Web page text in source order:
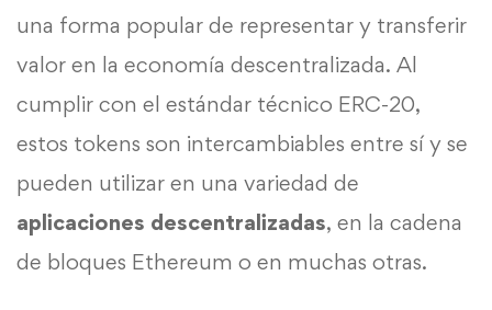
una forma popular de representar y transferir
valor en la economía descentralizada. Al
cumplir con el estándar técnico ERC-20,
estos tokens son intercambiables entre sí y se
pueden utilizar en una variedad de
aplicaciones descentralizadas, en la cadena
de bloques Ethereum o en muchas otras.